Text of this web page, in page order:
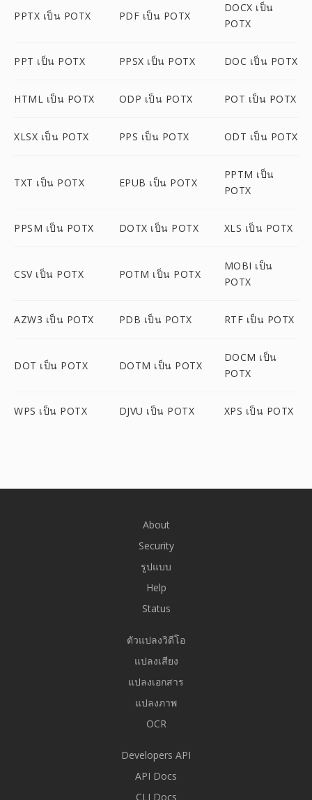
PPTX เป็น POTX PDF เป็น POTX
DOCX เป็น
POTX
PPT เป็น POTX PPSX เป็น POTX DOC เป็น POTX
HTML เป็น POTX ODP เป็น POTX POT เป็น POTX
XLSX เป็น POTX PPS เป็น POTX ODT เป็น POTX
TXT เป็น POTX EPUB เป็น POTX
PPTM เป็น
POTX
PPSM เป็น POTX DOTX เป็น POTX XLS เป็น POTX
CSV เป็น POTX POTM เป็น POTX
MOBI เป็น
POTX
AZW3 เป็น POTX PDB เป็น POTX RTF เป็น POTX
DOT เป็น POTX DOTM เป็น POTX
DOCM เป็น
POTX
WPS เป็น POTX DJVU เป็น POTX XPS เป็น POTX
About
Security
รูปแบบ
Help
Status
ตัวแปลงวิดีโอ
แปลงเสียง
แปลงเอกสาร
แปลงภาพ
OCR
Developers API
API Docs
CLI Docs